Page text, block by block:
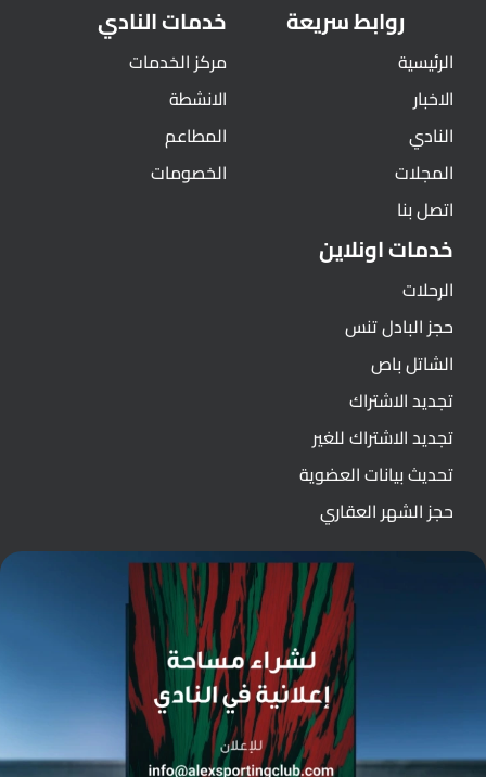
روابط سريعة
الرئيسية
الاخبار
النادي
المجلات
اتصل بنا
خدمات النادي
مركز الخدمات
الانشطة
المطاعم
الخصومات
خدمات اونلاين
الرحلات
حجز البادل تنس
الشاتل باص
تجديد الاشتراك
تجديد الاشتراك للغير
تحديث بيانات العضوية
حجز الشهر العقاري